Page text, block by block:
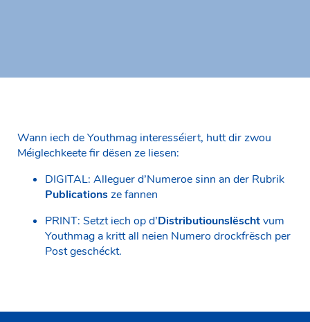
Wann iech de Youthmag interesséiert, hutt dir zwou
Méiglechkeete fir dësen ze liesen:
DIGITAL: Alleguer d’Numeroe sinn an der Rubrik
Publicationsze fannen
PRINT: Setzt iech op d’Distributiounslëschtvum
Youthmag a kritt all neien Numero drockfrësch per
Post geschéckt.